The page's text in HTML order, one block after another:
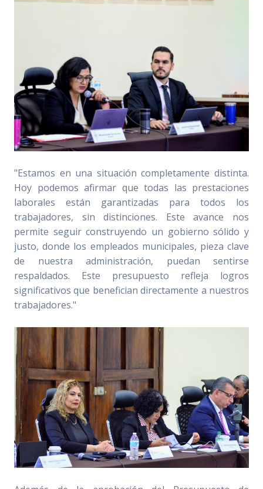
"Estamos en una situación completamente distinta.
Hoy podemos afirmar que todas las prestaciones
laborales están garantizadas para todos los
trabajadores, sin distinciones. Este avance nos
permite seguir construyendo un gobierno sólido y
justo, donde los empleados municipales, pieza clave
de nuestra administración, puedan sentirse
respaldados. Este presupuesto refleja logros
significativos que benefician directamente a nuestros
trabajadores."